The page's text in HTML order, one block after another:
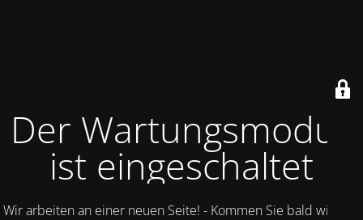
Der Wartungsmodus
ist eingeschaltet
Wir arbeiten an einer neuen Seite! - Kommen Sie bald wieder.